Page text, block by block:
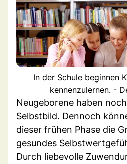
In der Schule beginnen
kennenzulernen. -
Neugeborene haben
Selbstbild. Dennoch
dieser frühen Phase die
gesundes
Durch liebevolle